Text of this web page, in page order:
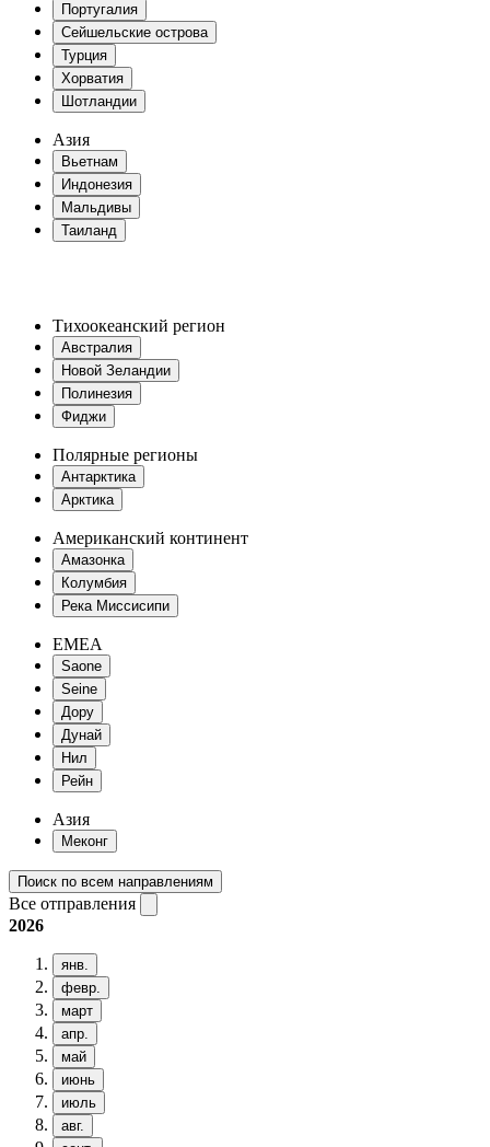
Португалия
Сейшельские острова
Турция
Хорватия
Шотландии
Азия
Вьетнам
Индонезия
Мальдивы
Таиланд
Тихоокеанский регион
Австралия
Новой Зеландии
Полинезия
Фиджи
Полярные регионы
Антарктика
Арктика
Американский континент
Амазонка
Колумбия
Река Миссисипи
EMEA
Saone
Seine
Дору
Дунай
Нил
Рейн
Азия
Меконг
Поиск по всем направлениям
Все отправления
2026
янв.
февр.
март
апр.
май
июнь
июль
авг.